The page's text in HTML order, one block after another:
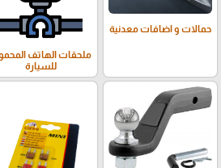
حمالات و اضافات معدنية
ملحقات الهاتف
للسيارة